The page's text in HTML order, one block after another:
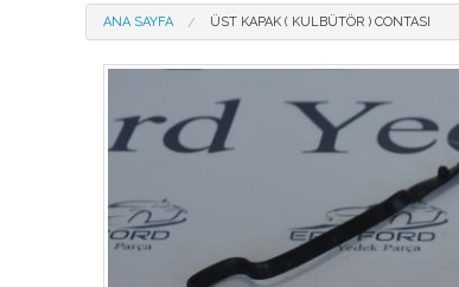
Buradasınız
ANA SAYFA ÜST KAPAK ( KULBÜTÖR ) CONTASI